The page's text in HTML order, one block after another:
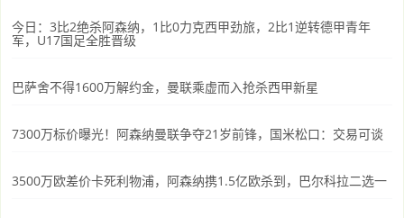
今日：3比2绝杀阿森纳，1比0力克西甲劲旅，2比1逆转德甲青年
军，U17国足全胜晋级
巴萨舍不得1600万解约金，曼联乘虚而入抢杀西甲新星
7300万标价曝光！阿森纳曼联争夺21岁前锋，国米松口：交易可谈
3500万欧差价卡死利物浦，阿森纳携1.5亿欧杀到，巴尔科拉二选一